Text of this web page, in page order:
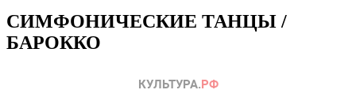
СИМФОНИЧЕСКИЕ ТАНЦЫ /
БАРОККО